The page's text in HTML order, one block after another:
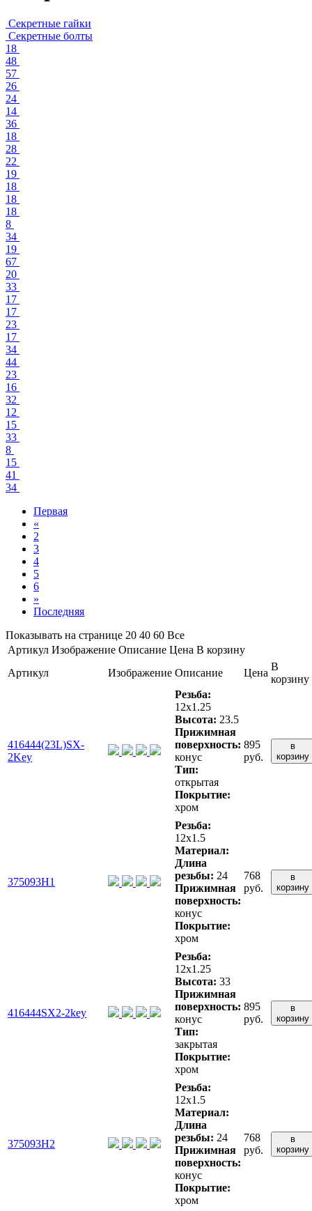
Секретные гайки
Секретные болты
18
48
57
26
24
14
36
18
28
22
19
18
18
18
8
34
19
67
20
33
17
17
23
17
34
44
23
16
32
12
15
33
8
15
41
34
Первая
«
2
3
4
5
6
»
Последняя
Показывать на странице 20 40 60 Все
Артикул Изображение Описание Цена В корзину
Артикул
Изображение Описание Цена
В
корзину
416444(23L)SX-
2Key
Резьба:
12x1.25
Высота: 23.5
Прижимная
поверхность:
конус
Тип:
открытая
Покрытие:
хром
895
руб.
в
корзину
375093H1
Резьба:
12x1.5
Материал:
Длина
резьбы: 24
Прижимная
поверхность:
конус
Покрытие:
хром
768
руб.
в
корзину
416444SX2-2key
Резьба:
12x1.25
Высота: 33
Прижимная
поверхность:
конус
Тип:
закрытая
Покрытие:
хром
895
руб.
в
корзину
375093H2
Резьба:
12x1.5
Материал:
Длина
резьбы: 24
Прижимная
поверхность:
конус
Покрытие:
хром
768
руб.
в
корзину